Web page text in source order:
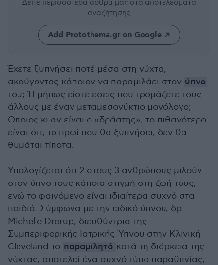
Δείτε περισσότερα άρθρα μας στα αποτελέσματα
αναζήτησης
Add Protothema.gr on Google
Έχετε ξυπνήσει ποτέ μέσα στη νύχτα,
ακούγοντας κάποιον να παραμιλάει στον ύπνο
του; Ή μήπως είστε εσείς που τρομάζετε τους
άλλους με έναν μεταμεσονύκτιο μονόλογο;
Όποιος κι αν είναι ο «δράστης», το πιθανότερο
είναι ότι, το πρωί που θα ξυπνήσει, δεν θα
θυμάται τίποτα.
Υπολογίζεται ότι 2 στους 3 ανθρώπους μιλούν
στον ύπνο τους κάποια στιγμή στη ζωή τους,
ενώ το φαινόμενο είναι ιδιαίτερα συχνό στα
παιδιά. Σύμφωνα με την ειδικό ύπνου, δρ
Michelle Drerup, διευθύντρια της
Συμπεριφορικής Ιατρικής Ύπνου στην Κλινική
Cleveland το παραμιλητό κατά τη διάρκεια της
νύχτας, αποτελεί ένα συχνό τύπο παραϋπνίας,